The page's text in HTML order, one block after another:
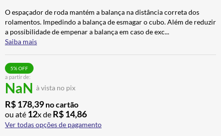
O espaçador de roda mantém a balança na distância correta dos
rolamentos. Impedindo a balança de esmagar o cubo. Além de reduzir
a possibilidade de empenar a balança em caso de exc...
Saiba mais
a partir de:
NaN à vista no pix
5% OFF
R$178,39 no cartão
ou até 12x de R$14,86
Ver todas opções de pagamento
7º CALÇA
8º ALPINESTAR
9º AIROH
10º